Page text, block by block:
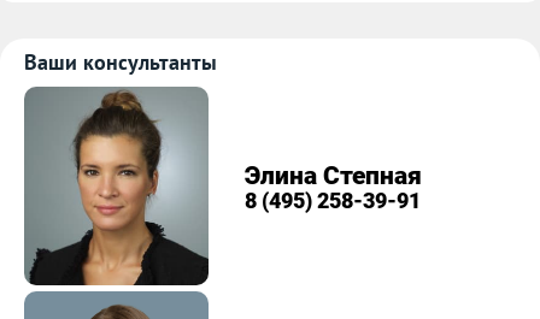
Ваши консультанты
Элина Степная
8 (495) 258-39-91